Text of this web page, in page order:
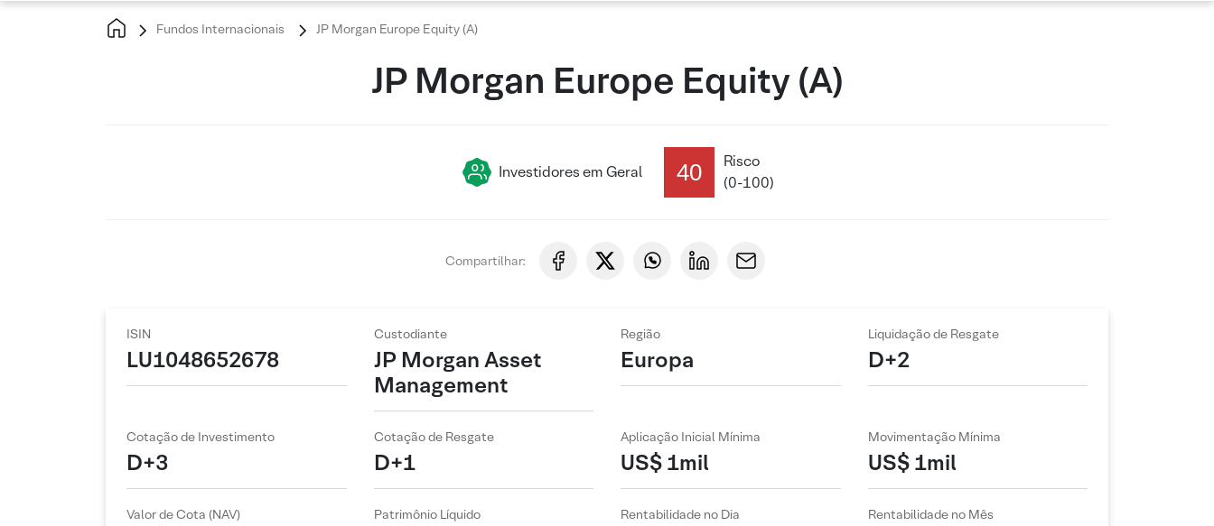
Fundos Internacionais JP Morgan Europe Equity (A)
JP Morgan Europe Equity (A)
Investidores em Geral 40
Risco
(0-100)
Compartilhar:
ISIN
LU1048652678
Custodiante
JP Morgan Asset
Management
Região
Europa
Liquidação de Resgate
D+2
Cotação de Investimento
D+3
Cotação de Resgate
D+1
Aplicação Inicial Mínima
US$ 1mil
Movimentação Mínima
US$ 1mil
Valor de Cota (NAV) Patrimônio Líquido Rentabilidade no Dia Rentabilidade no Mês